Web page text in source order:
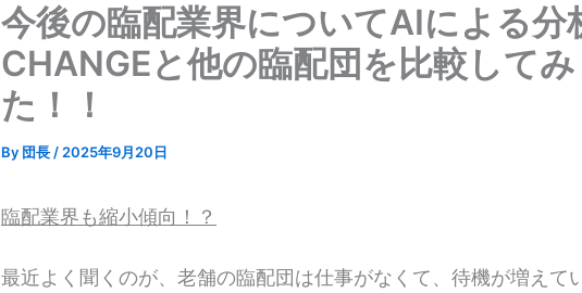
今後の臨配業界についてAIによる分
CHANGEと他の臨配団を比較してみ
た！！
By 団長 / 2025年9月20日
臨配業界も縮小傾向！？
最近よく聞くのが、老舗の臨配団は仕事がなくて、待機が増えて